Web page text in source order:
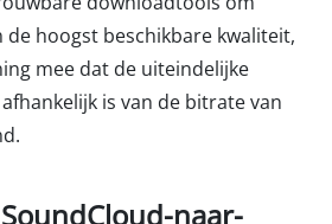
de hoogst beschikbare kwaliteit,
mee dat de uiteindelijke
is van de bitrate van
naar-